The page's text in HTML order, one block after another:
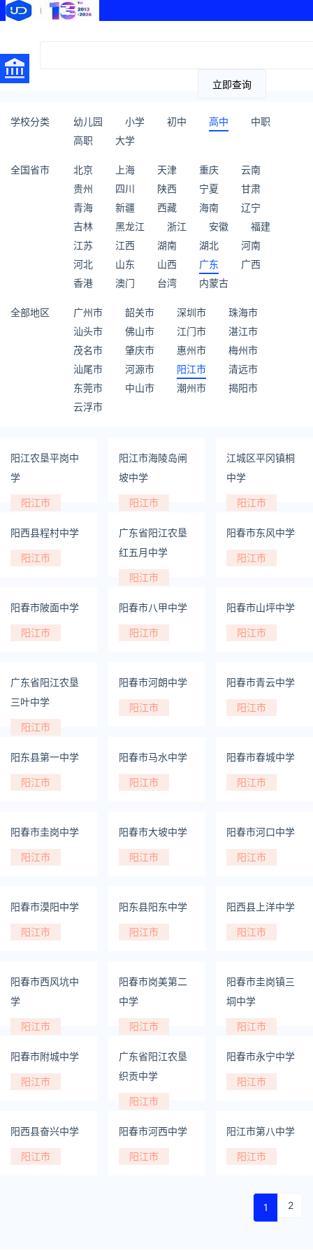
立即查询
学校分类 幼儿园 小学 初中 高中
中职
高职
大学
全国省市 北京 上海 天津 重庆
云南
贵州
四川 陕西 宁夏
甘肃
青海
新疆 西藏 海南
辽宁
吉林
黑龙江 浙江 安徽
福建
江苏
江西 湖南 湖北
河南
河北
山东 山西 广东
广西
香港
澳门 台湾 内蒙古
全部地区 广州市 韶关市 深圳市
珠海市
汕头市
佛山市 江门市
湛江市
茂名市
肇庆市 惠州市
梅州市
汕尾市
河源市 阳江市
清远市
东莞市
中山市 潮州市
揭阳市
云浮市
阳江农垦平岗中
学
阳江市
阳江市海陵岛闸
坡中学
阳江市
江城区平冈镇桐
中学
阳江市
阳西县程村中学
阳江市
广东省阳江农垦
红五月中学
阳江市
阳春市东风中学
阳江市
阳春市陂面中学
阳江市
阳春市八甲中学
阳江市
阳春市山坪中学
阳江市
广东省阳江农垦
三叶中学
阳江市
阳春市河朗中学
阳江市
阳春市青云中学
阳江市
阳东县第一中学
阳江市
阳春市马水中学
阳江市
阳春市春城中学
阳江市
阳春市圭岗中学
阳江市
阳春市大坡中学
阳江市
阳春市河口中学
阳江市
阳春市漠阳中学
阳江市
阳东县阳东中学
阳江市
阳西县上洋中学
阳江市
阳春市西风坑中
学
阳江市
阳春市岗美第二
中学
阳江市
阳春市圭岗镇三
垌中学
阳江市
阳春市附城中学
阳江市
广东省阳江农垦
织贡中学
阳江市
阳春市永宁中学
阳江市
阳西县奋兴中学
阳江市
阳春市河西中学
阳江市
阳江市第八中学
阳江市
1 2